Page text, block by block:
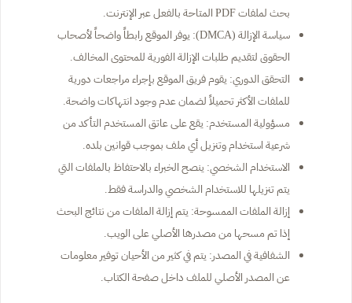
بحث لملفات PDF المتاحة بالفعل عبر الإنترنت.
سياسة الإزالة (DMCA): يوفر الموقع رابطاً واضحاً لأصحاب
الحقوق لتقديم طلبات الإزالة الفورية للمحتوى المخالف.
التحقق الدوري: يقوم فريق الموقع بإجراء مراجعات دورية
للملفات الأكثر تحميلاً لضمان عدم وجود انتهاكات واضحة.
مسؤولية المستخدم: يقع على عاتق المستخدم التأكد من
شرعية استخدام وتنزيل أي ملف بموجب قوانين بلده.
الاستخدام الشخصي: ينصح الخبراء بالاحتفاظ بالملفات التي
يتم تنزيلها للاستخدام الشخصي والدراسة فقط.
إزالة الملفات الممسوحة: يتم إزالة الملفات من نتائج البحث
إذا تم مسحها من مصدرها الأصلي على الويب.
الشفافية في المصدر: يتم في كثير من الأحيان توفير معلومات
عن المصدر الأصلي للملف داخل صفحة الكتاب.